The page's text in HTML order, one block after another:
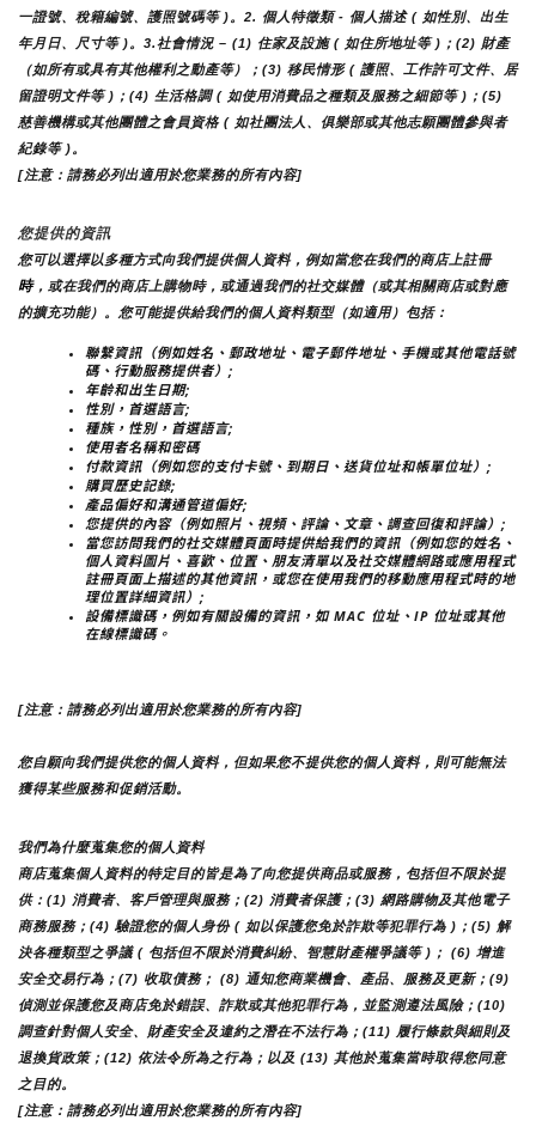
一證號、稅籍編號、護照號碼等 )。2. 個人特徵類 - 個人描述 ( 如性別、出生
年月日、尺寸等 )。3.社會情況 – (1) 住家及設施 ( 如住所地址等 )；(2) 財產
（如所有或具有其他權利之動產等）；(3) 移民情形 ( 護照、工作許可文件、居
留證明文件等 )；(4) 生活格調 ( 如使用消費品之種類及服務之細節等 )；(5)
慈善機構或其他團體之會員資格 ( 如社團法人、俱樂部或其他志願團體參與者
紀錄等 )。
[注意：請務必列出適用於您業務的所有內容]
您提供的資訊
您可以選擇以多種方式向我們提供個人資料，例如當您在我們的商店上註冊
時，或在我們的商店上購物時，或通過我們的社交媒體（或其相關商店或對應
的擴充功能）。您可能提供給我們的個人資料類型（如適用）包括：
聯繫資訊（例如姓名、郵政地址、電子郵件地址、手機或其他電話號
碼、行動服務提供者）;
年齡和出生日期;
性別，首選語言;
種族，性別，首選語言;
使用者名稱和密碼
付款資訊（例如您的支付卡號、到期日、送貨位址和帳單位址）;
購買歷史記錄;
產品偏好和溝通管道偏好;
您提供的內容（例如照片、視頻、評論、文章、調查回復和評論）;
當您訪問我們的社交媒體頁面時提供給我們的資訊（例如您的姓名、
個人資料圖片、喜歡、位置、朋友清單以及社交媒體網路或應用程式
註冊頁面上描述的其他資訊，或您在使用我們的移動應用程式時的地
理位置詳細資訊）;
設備標識碼，例如有關設備的資訊，如 MAC 位址、IP 位址或其他
在線標識碼。
[注意：請務必列出適用於您業務的所有內容]
您自願向我們提供您的個人資料，但如果您不提供您的個人資料，則可能無法
獲得某些服務和促銷活動。
我們為什麼蒐集您的個人資料
商店蒐集個人資料的特定目的皆是為了向您提供商品或服務，包括但不限於提
供：(1) 消費者、客戶管理與服務；(2) 消費者保護；(3) 網路購物及其他電子
商務服務；(4) 驗證您的個人身份 ( 如以保護您免於詐欺等犯罪行為 )；(5) 解
決各種類型之爭議 ( 包括但不限於消費糾紛、智慧財產權爭議等 )； (6) 增進
安全交易行為；(7) 收取債務； (8) 通知您商業機會、產品、服務及更新；(9)
偵測並保護您及商店免於錯誤、詐欺或其他犯罪行為，並監測遵法風險；(10)
調查針對個人安全、財產安全及違約之潛在不法行為；(11) 履行條款與細則及
退換貨政策；(12) 依法令所為之行為；以及 (13) 其他於蒐集當時取得您同意
之目的。
[注意：請務必列出適用於您業務的所有內容]